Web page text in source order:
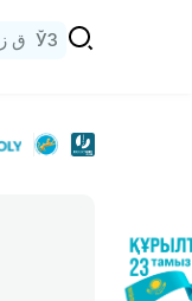
ق ز ЎЗ